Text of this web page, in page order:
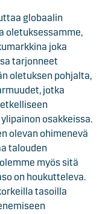
globaalin
oletuksessamme,
joka
tarjonneet
oletuksen pohjalta,
jotka
osakkeissa.
olevan ohimenevä
talouden
myös sitä
on houkutteleva.
tasoilla